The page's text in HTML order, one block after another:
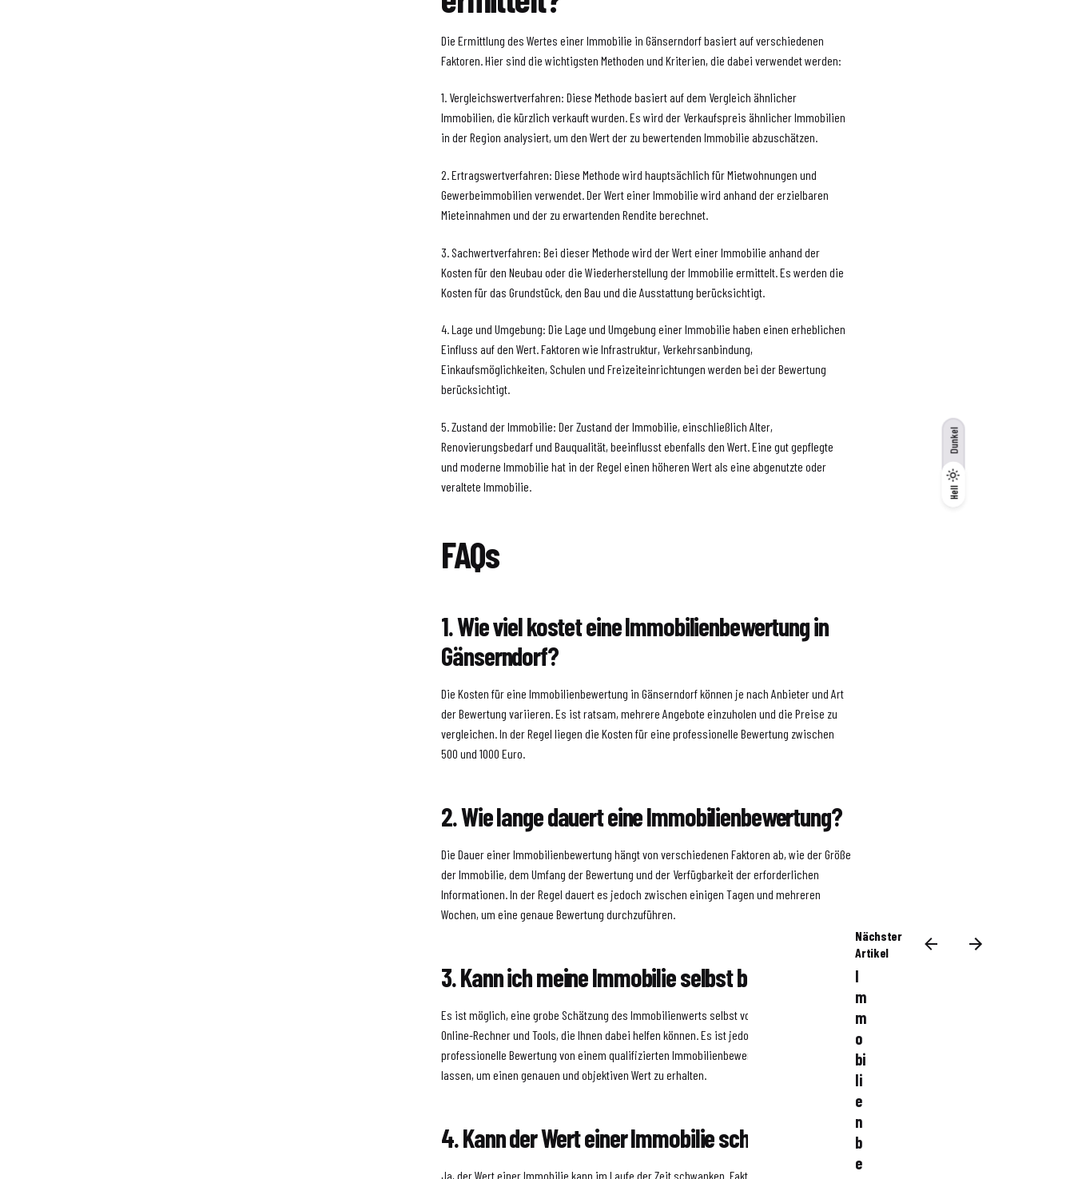
Hell
Dunkel
Hell
Dunkel
Die Ermittlung des Wertes einer Immobilie in Gänserndorf basiert auf verschiedenen
Faktoren. Hier sind die wichtigsten Methoden und Kriterien, die dabei verwendet werden:
1. Vergleichswertverfahren: Diese Methode basiert auf dem Vergleich ähnlicher
Immobilien, die kürzlich verkauft wurden. Es wird der Verkaufspreis ähnlicher Immobilien
in der Region analysiert, um den Wert der zu bewertenden Immobilie abzuschätzen.
2. Ertragswertverfahren: Diese Methode wird hauptsächlich für Mietwohnungen und
Gewerbeimmobilien verwendet. Der Wert einer Immobilie wird anhand der erzielbaren
Mieteinnahmen und der zu erwartenden Rendite berechnet.
3. Sachwertverfahren: Bei dieser Methode wird der Wert einer Immobilie anhand der
Kosten für den Neubau oder die Wiederherstellung der Immobilie ermittelt. Es werden die
Kosten für das Grundstück, den Bau und die Ausstattung berücksichtigt.
4. Lage und Umgebung: Die Lage und Umgebung einer Immobilie haben einen erheblichen
Einfluss auf den Wert. Faktoren wie Infrastruktur, Verkehrsanbindung,
Einkaufsmöglichkeiten, Schulen und Freizeiteinrichtungen werden bei der Bewertung
berücksichtigt.
5. Zustand der Immobilie: Der Zustand der Immobilie, einschließlich Alter,
Renovierungsbedarf und Bauqualität, beeinflusst ebenfalls den Wert. Eine gut gepflegte
und moderne Immobilie hat in der Regel einen höheren Wert als eine abgenutzte oder
veraltete Immobilie.
FAQs
1. Wie viel kostet eine Immobilienbewertung in
Gänserndorf?
Die Kosten für eine Immobilienbewertung in Gänserndorf können je nach Anbieter und Art
der Bewertung variieren. Es ist ratsam, mehrere Angebote einzuholen und die Preise zu
vergleichen. In der Regel liegen die Kosten für eine professionelle Bewertung zwischen
500 und 1000 Euro.
2. Wie lange dauert eine Immobilienbewertung?
Die Dauer einer Immobilienbewertung hängt von verschiedenen Faktoren ab, wie der Größe
der Immobilie, dem Umfang der Bewertung und der Verfügbarkeit der erforderlichen
Informationen. In der Regel dauert es jedoch zwischen einigen Tagen und mehreren
Wochen, um eine genaue Bewertung durchzuführen.
3. Kann ich meine Immobilie selbst bewerten?
Es ist möglich, eine grobe Schätzung des Immobilienwerts selbst vorzunehmen. Es gibt
Online-Rechner und Tools, die Ihnen dabei helfen können. Es ist jedoch ratsam, eine
professionelle Bewertung von einem qualifizierten Immobilienbewerter durchführen zu
lassen, um einen genauen und objektiven Wert zu erhalten.
4. Kann der Wert einer Immobilie schwanken?
Ja, der Wert einer Immobilie kann im Laufe der Zeit schwanken. Faktoren wie
Nächster
Artikel
I
m
m
o
bi
li
e
n
b
e